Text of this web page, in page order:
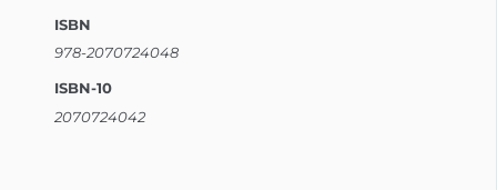
ISBN
978-2070724048
ISBN-10
2070724042